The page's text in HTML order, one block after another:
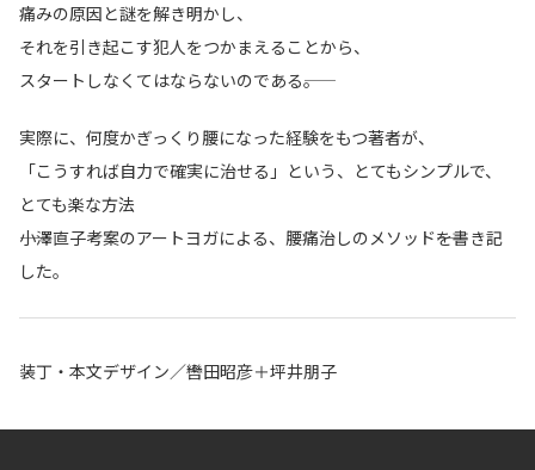
痛みの原因と謎を解き明かし、
それを引き起こす犯人をつかまえることから、
スタートしなくてはならないのである――。
実際に、何度かぎっくり腰になった経験をもつ著者が、
「こうすれば自力で確実に治せる」という、とてもシンプルで、
とても楽な方法
――小澤直子考案のアートヨガによる、腰痛治しのメソッド――を書き記
した。
装丁・本文デザイン／轡田昭彦＋坪井朋子